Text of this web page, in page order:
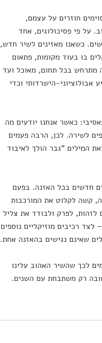
חוזרים על עצמם,
על פי פסיכולוגים, אחד
כשאנו מאזינים לשיר חדש,
בו בעוד מקומות, פתאום
מתרחש בכל תחום, מאוכל ועד
הישרדותי וכדי
כאשר אנחנו יודעים מה
לשירה. לכן, הרבה פעמים
המילים "גבר הולך לאיבוד
חדשים בכל האזנה. בפעם
קשה לקלוט את המורכבות
לפרק ולבודד את צליל
רכיבים מוזיקליים נוספים
שאינם נגישים בהאזנה אחת.
לכך שהשיר האהוב עלינו
טובה רק משתבחת עם השנים.